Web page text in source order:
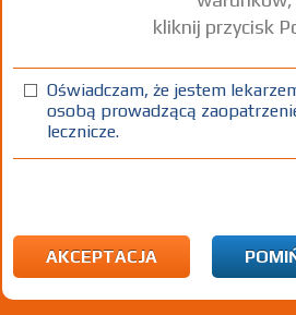
Znaleziono wyników:
Sudocrem
kliknij przycisk
Oświadczam, że jestem
osobą prowadzącą
lecznicze.
AKCEPTACJA